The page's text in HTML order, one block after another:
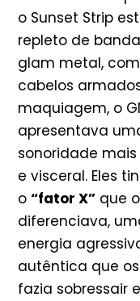
o Sunset Strip
repleto de
glam metal, com
cabelos
maquiagem, o
apresentava
sonoridade
e visceral. Eles
o “fator X” que
diferenciava,
energia
autêntica que os
fazia sobressair